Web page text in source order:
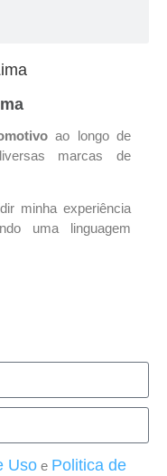
ao longo de
marcas de
minha experiência
uma linguagem
Uso e Politica de